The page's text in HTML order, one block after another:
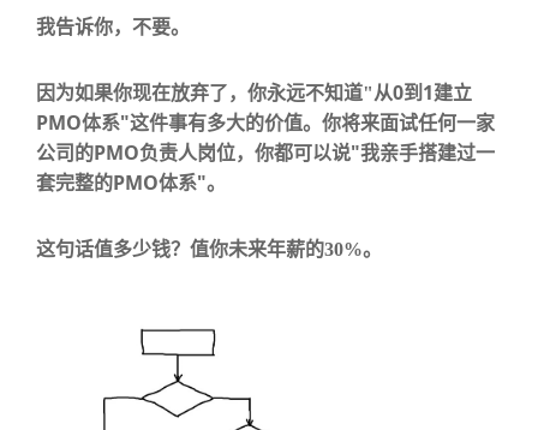
我告诉你，不要。
因为如果你现在放弃了，你永远不知道"从0到 1建立
PMO体系"这件事有多大的价值。你将来面试任何一家
公司的PMO负责人岗位，你都可以说"我亲手搭建过一
套完整的PMO体系"。
这句话值多少钱？值你未来年薪的30%。